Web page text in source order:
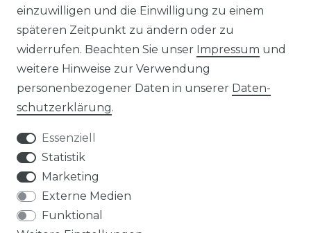
15 kWp Solaranlagen
20 kWp Solaranlagen
25 kWp Solaranlagen
30 kWp Solaranlagen
Klimaanlagen
Klimaanlagen
Split Sets
Klimaanlagen
ÜBER UNS
einzuwilligen und die Einwilligung zu einem
späteren Zeitpunkt zu ändern oder zu
widerrufen. Beachten Sie unser Impressum und
weitere Hinweise zur Verwendung
personenbezogener Daten in unserer Daten­
schutz­erklärung.
Essenziell
Statistik
Marketing
Externe Medien
Funktional